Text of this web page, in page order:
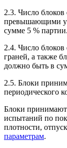
2.3. Число
превышающими
сумме 5 % партии.
2.4. Число
граней, а также
должно быть в
2.5. Блоки
периодического
Блоки принимают
испытаний по
плотности,
параметрам.